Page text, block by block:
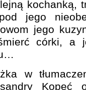
kochanką,
jego
jego
córki, a
w
Kopeć